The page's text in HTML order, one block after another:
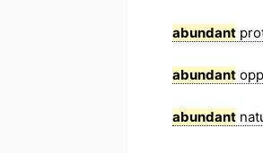
abundant
abundant
abundant